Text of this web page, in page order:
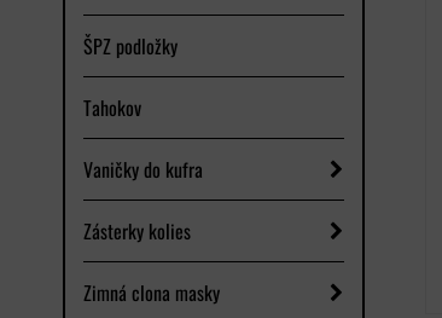
ŠPZ podložky
Tahokov
Vaničky do kufra
Zásterky kolies
Zimná clona masky